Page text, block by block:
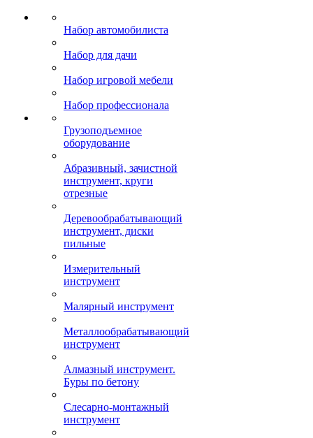
Набор автомобилиста
Набор для дачи
Набор игровой мебели
Набор профессионала
Грузоподъемное
оборудование
Абразивный, зачистной
инструмент, круги
отрезные
Деревообрабатывающий
инструмент, диски
пильные
Измерительный
инструмент
Малярный инструмент
Металлообрабатывающий
инструмент
Алмазный инструмент.
Буры по бетону
Слесарно-монтажный
инструмент